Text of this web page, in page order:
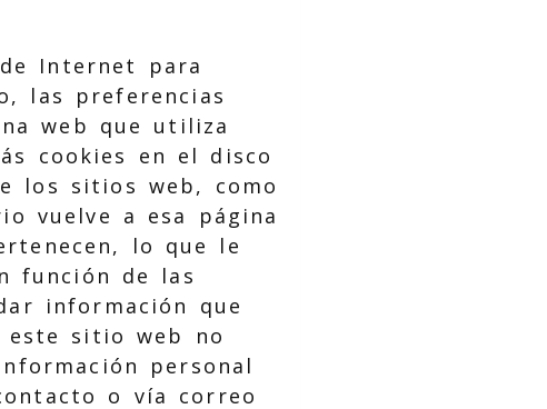
Internet para
las preferencias
web que utiliza
cookies en el disco
los sitios web, como
vuelve a esa página
lo que le
función de las
información que
este sitio web no
personal
o vía correo